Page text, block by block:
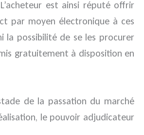
est ainsi réputé offrir
par moyen électronique à ces
la possibilité de se les procurer
gratuitement à disposition en
de la passation du marché
le pouvoir adjudicateur